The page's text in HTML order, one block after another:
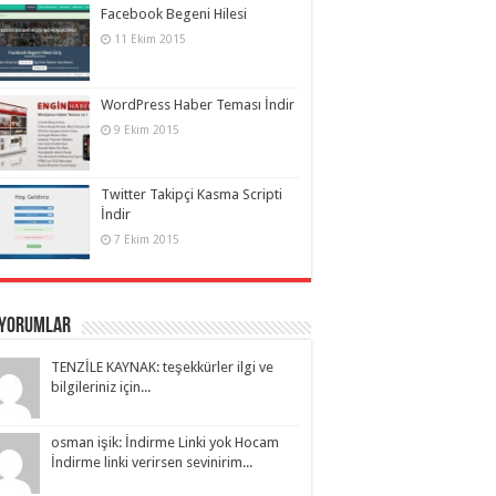
Facebook Begeni Hilesi
11 Ekim 2015
WordPress Haber Teması İndir
9 Ekim 2015
Twitter Takipçi Kasma Scripti
İndir
7 Ekim 2015
TENZİLE KAYNAK: teşekkürler ilgi ve
bilgileriniz için...
osman işik: İndirme Linki yok Hocam
İndirme linki verirsen sevinirim...